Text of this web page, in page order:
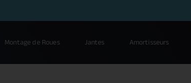
Montage de Roues Jantes Amortisseurs